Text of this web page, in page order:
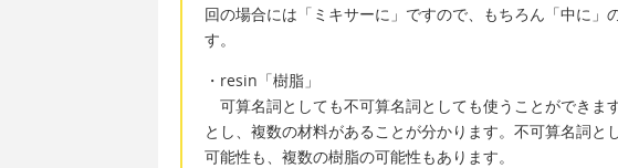
回の場合には「ミキサーに」ですので、もちろん「中に」
す。
・resin「樹脂」
可算名詞としても不可算名詞としても使うことができま
とし、複数の材料があることが分かります。不可算名詞
可能性も、複数の樹脂の可能性もあります。